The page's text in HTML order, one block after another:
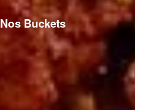
Nos Buckets